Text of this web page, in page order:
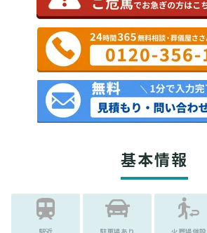
基本情報